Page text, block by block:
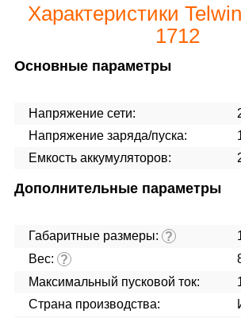
Характеристики
1712
Основные параметры
Напряжение сети:
Напряжение заряда/пуска:
Емкость аккумуляторов:
Дополнительные параметры
Габаритные размеры: ?
Вес: ?
Максимальный пусковой ток:
Страна производства: